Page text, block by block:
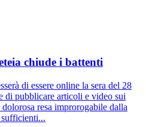
chiude i battenti
di essere online la sera del 28
di pubblicare articoli e video sui
resa improrogabile dalla